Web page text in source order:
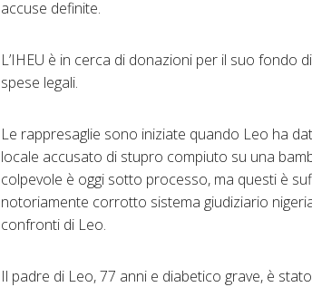
accuse definite.
L’IHEU è in cerca di donazioni per il suo fondo
spese legali.
Le rappresaglie sono iniziate quando Leo ha
locale accusato di stupro compiuto su una
colpevole è oggi sotto processo, ma questi è
notoriamente corrotto sistema giudiziario
confronti di Leo.
Il padre di Leo, 77 anni e diabetico grave, è